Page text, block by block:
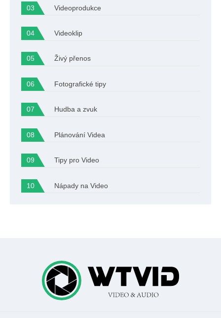
Videoprodukce
Videoklip
Živý přenos
Fotografické tipy
Hudba a zvuk
Plánování Videa
Tipy pro Video
Nápady na Video